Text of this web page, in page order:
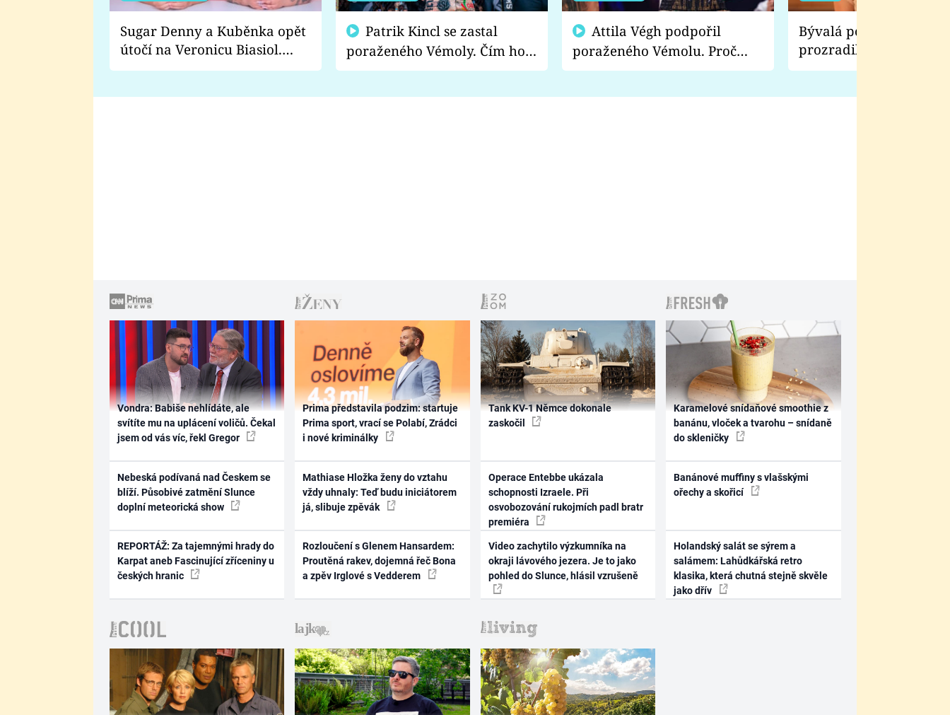
Sugar Denny a Kuběnka opět
útočí na Veronicu Biasiol.
Proč je podle nich falešná a
poraženého Vémoly. Čím ho
fanoušci naštvali?
poraženého Vémolu. Proč
chce raději zápasit s ním než
Bývalá pornoherečka
prozradila, co ji
natáčení Euforie.
Vondra: Babiše nehlídáte, ale
svítíte mu na uplácení voličů. Čekal
jsem od vás víc, řekl Gregor
Nebeská podívaná nad Českem se
blíží. Působivé zatmění Slunce
doplní meteorická show
REPORTÁŽ: Za tajemnými hrady do
Karpat aneb Fascinující zříceniny u
českých hranic
Prima představila podzim: startuje
Prima sport, vrací se Polabí, Zrádci
i nové kriminálky
Mathiase Hložka ženy do vztahu
vždy uhnaly: Teď budu iniciátorem
já, slibuje zpěvák
Rozloučení s Glenem Hansardem:
Proutěná rakev, dojemná řeč Bona
a zpěv Irglové s Vedderem
Tank KV-1 Němce dokonale
zaskočil
Operace Entebbe ukázala
schopnosti Izraele. Při
osvobozování rukojmích padl bratr
premiéra
Video zachytilo výzkumníka na
okraji lávového jezera. Je to jako
pohled do Slunce, hlásil vzrušeně
Karamelové snídaňové smoothie z
banánu, vloček a tvarohu – snídaně
do skleničky
Banánové muffiny s vlašskými
ořechy a skořicí
Holandský salát se sýrem a
salámem: Lahůdkářská retro
klasika, která chutná stejně skvěle
jako dřív